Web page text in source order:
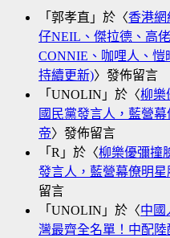
「 郭孝直 」於〈香港
仔NEIL、傑拉德、高
CONNIE、咖哩人、
持續更新)〉發佈留言
「 UNOLIN 」於〈柳樂
國民黨發言人，藍營
帝〉發佈留言
「 R 」於〈柳樂優彌撞
發言人，藍營幕僚明
留言
「 UNOLIN 」於〈中國
灣最齊全名單！中配